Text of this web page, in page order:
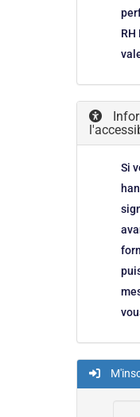
RH
Si